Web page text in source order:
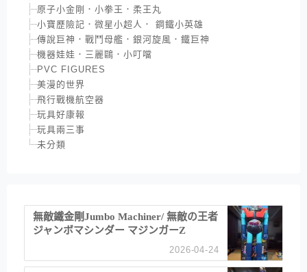
原子小金剛．小拳王．柔王丸
小寶歷險記．微星小超人． 鋼鐵小英雄
傳說巨神．戰鬥母艦．銀河旋風．鐵巨神
機器娃娃．三麗鷗．小叮噹
PVC FIGURES
美漫的世界
飛行戰機航空器
玩具好康報
玩具兩三事
未分類
無敵鐵金剛Jumbo Machiner/ 無敵の王者
ジャンボマシンダー マジンガーZ
2026-04-24